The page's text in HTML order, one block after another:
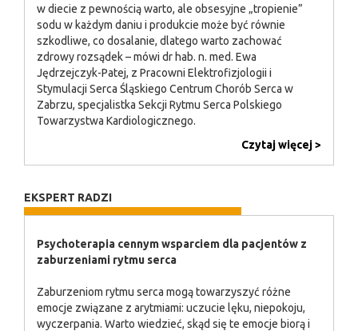
w diecie z pewnością warto, ale obsesyjne „tropienie”
sodu w każdym daniu i produkcie może być równie
szkodliwe, co dosalanie, dlatego warto zachować
zdrowy rozsądek – mówi dr hab. n. med. Ewa
Jędrzejczyk-Patej, z Pracowni Elektrofizjologii i
Stymulacji Serca Śląskiego Centrum Chorób Serca w
Zabrzu, specjalistka Sekcji Rytmu Serca Polskiego
Towarzystwa Kardiologicznego.
Czytaj więcej >
EKSPERT RADZI
Psychoterapia cennym wsparciem dla pacjentów z
zaburzeniami rytmu serca
Zaburzeniom rytmu serca mogą towarzyszyć różne
emocje związane z arytmiami: uczucie lęku, niepokoju,
wyczerpania. Warto wiedzieć, skąd się te emocje biorą i